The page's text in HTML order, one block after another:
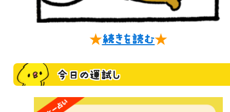
★続きを読む★
今日の運試し